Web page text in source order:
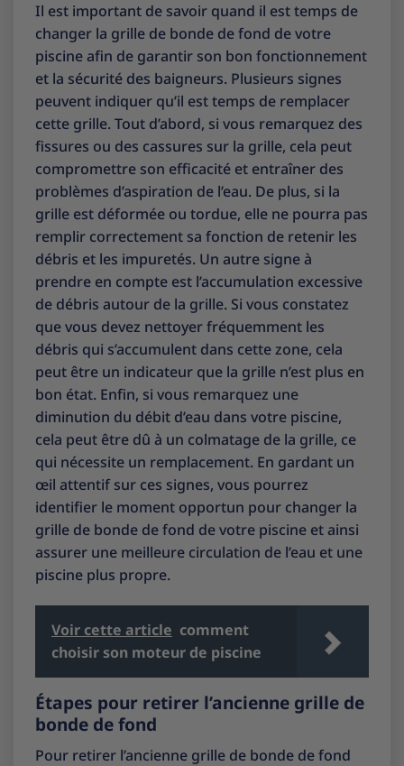
Il est important de savoir quand il est temps de
changer la grille de bonde de fond de votre
piscine afin de garantir son bon fonctionnement
et la sécurité des baigneurs. Plusieurs signes
peuvent indiquer qu’il est temps de remplacer
cette grille. Tout d’abord, si vous remarquez des
fissures ou des cassures sur la grille, cela peut
compromettre son efficacité et entraîner des
problèmes d’aspiration de l’eau. De plus, si la
grille est déformée ou tordue, elle ne pourra pas
remplir correctement sa fonction de retenir les
débris et les impuretés. Un autre signe à
prendre en compte est l’accumulation excessive
de débris autour de la grille. Si vous constatez
que vous devez nettoyer fréquemment les
débris qui s’accumulent dans cette zone, cela
peut être un indicateur que la grille n’est plus en
bon état. Enfin, si vous remarquez une
diminution du débit d’eau dans votre piscine,
cela peut être dû à un colmatage de la grille, ce
qui nécessite un remplacement. En gardant un
œil attentif sur ces signes, vous pourrez
identifier le moment opportun pour changer la
grille de bonde de fond de votre piscine et ainsi
assurer une meilleure circulation de l’eau et une
piscine plus propre.
Voir cette article comment
choisir son moteur de piscine
Étapes pour retirer l’ancienne grille de
bonde de fond
Pour retirer l’ancienne grille de bonde de fond